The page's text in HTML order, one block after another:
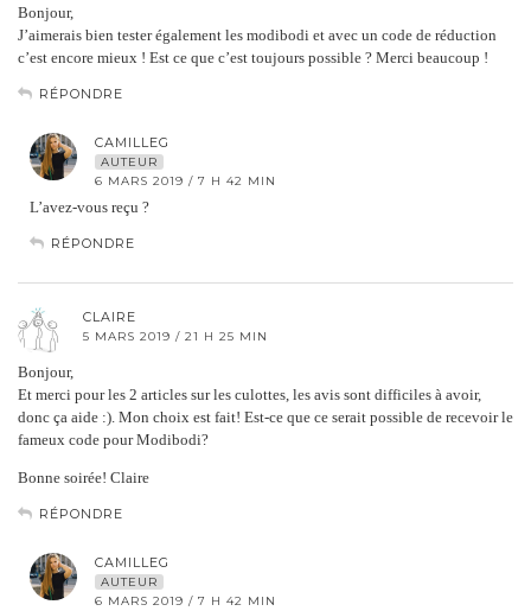
Bonjour,
J’aimerais bien tester également les modibodi et avec un code de réduction
c’est encore mieux ! Est ce que c’est toujours possible ? Merci beaucoup !
RÉPONDRE
CAMILLEG
AUTEUR
6 MARS 2019 / 7 H 42 MIN
L’avez-vous reçu ?
RÉPONDRE
CLAIRE
5 MARS 2019 / 21 H 25 MIN
Bonjour,
Et merci pour les 2 articles sur les culottes, les avis sont difficiles à avoir,
donc ça aide :). Mon choix est fait! Est-ce que ce serait possible de recevoir le
fameux code pour Modibodi?
Bonne soirée! Claire
RÉPONDRE
CAMILLEG
AUTEUR
6 MARS 2019 / 7 H 42 MIN